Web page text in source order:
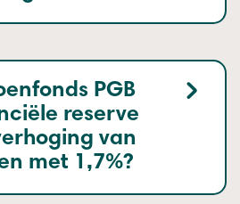
PGB
reserve
van
met 1,7%?